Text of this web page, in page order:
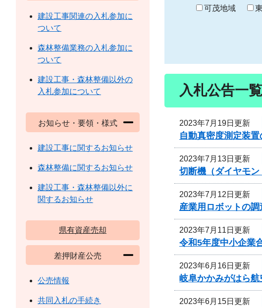
り可茂地域
入札公告一覧
2023年7月19日更新
自動真密度測定装
2023年7月13日更新
切断機（ダイヤモ
2023年7月12日更新
産業用ロボットの
2023年7月11日更新
令和5年度中小企業
2023年6月16日更新
岐阜かかみがはら
2023年6月15日更新
建設工事関連の入札参加に
ついて
森林整備業務の入札参加に
ついて
建設工事・森林整備以外の
入札参加について
お知らせ・要領・様式
建設工事に関するお知らせ
森林整備に関するお知らせ
建設工事・森林整備以外に
関するお知らせ
県有資産売却
差押財産公売
公売情報
共同入札の手続き